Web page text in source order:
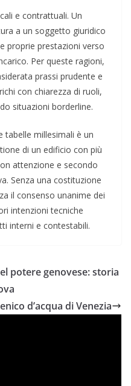
e contrattuali. Un
a un soggetto giuridico
proprie prestazioni verso
Per queste ragioni,
prassi prudente e
con chiarezza di ruoli,
situazioni borderline.
tabelle millesimali è un
di un edificio con più
attenzione e secondo
Senza una costituzione
il consenso unanime dei
intenzioni tecniche
interni e contestabili.
potere genovese: storia
d’acqua di Venezia